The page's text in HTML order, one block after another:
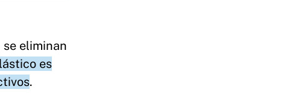
eliminan
es
.